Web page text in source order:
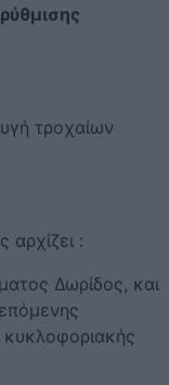
τροχαίων
:
Δωρίδος, και